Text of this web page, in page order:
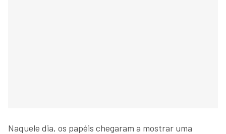
Naquele dia, os papéis chegaram a mostrar uma